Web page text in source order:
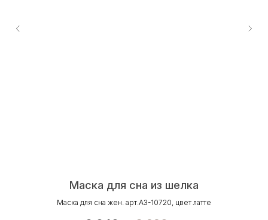
Маска для сна из шелка
Маска для сна жен. арт.A3-10720, цвет латте